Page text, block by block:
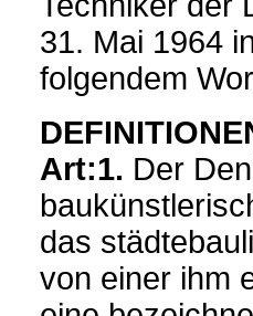
31. Mai 1964
folgendem
Art:1. Der
das
von einer ihm